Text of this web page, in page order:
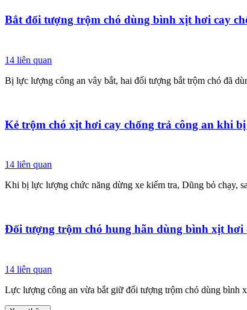
Bắt đối tượng trộm chó dùng bình xịt hơi cay
14 liên quan
Bị lực lượng công an vây bắt, hai đối tượng bắt trộm chó đã
Kẻ trộm chó xịt hơi cay chống trả công an khi
14 liên quan
Khi bị lực lượng chức năng dừng xe kiểm tra, Dũng bỏ chạy,
Đối tượng trộm chó hung hãn dùng bình xịt hơi
14 liên quan
Lực lượng công an vừa bắt giữ đối tượng trộm chó dùng bình